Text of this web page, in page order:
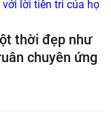
thời đẹp như
chuyên ứng